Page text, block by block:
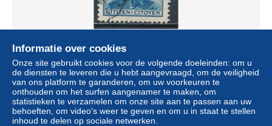
°°° CANADA - Y&T n° 226 - 1947 °°°
± US$ 0,68
Statuut Particulier
Informatie over cookies
Onze site gebruikt cookies voor de volgende doeleinden: om u
de diensten te leveren die u hebt aangevraagd, om de veiligheid
van ons platform te garanderen, om uw voorkeuren te
onthouden om het surfen aangenamer te maken, om
statistieken te verzamelen om onze site aan te passen aan uw
behoeften, om video's weer te geven en om u in staat te stellen
inhoud te delen op sociale netwerken.